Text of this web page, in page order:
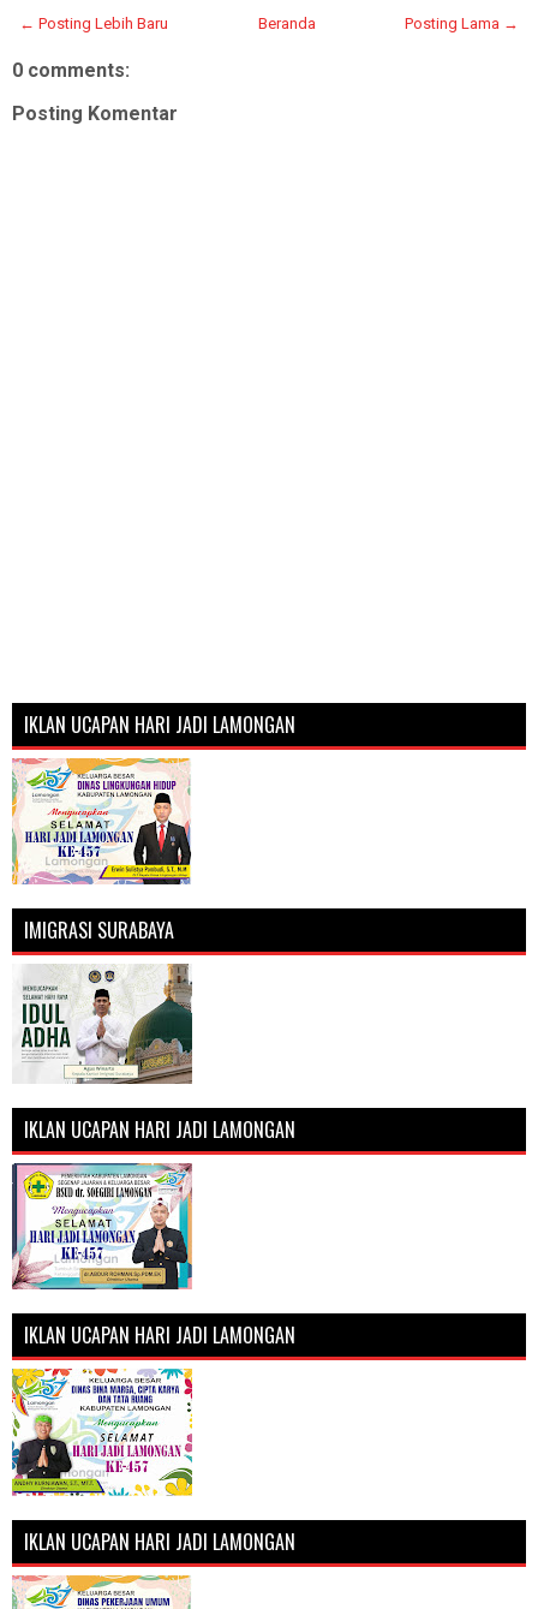
← Posting Lebih Baru Posting Lama →
Beranda
0 comments:
Posting Komentar
IKLAN UCAPAN HARI JADI LAMONGAN
IMIGRASI SURABAYA
IKLAN UCAPAN HARI JADI LAMONGAN
IKLAN UCAPAN HARI JADI LAMONGAN
IKLAN UCAPAN HARI JADI LAMONGAN